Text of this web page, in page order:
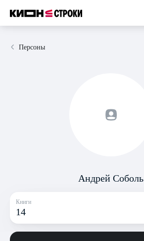
Персоны
Андрей Соболь
Книги
14